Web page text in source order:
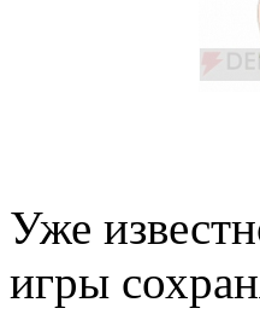
Уже
игры